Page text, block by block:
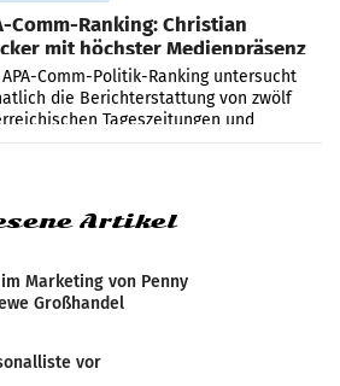
Comm-Ranking: Christian
mit höchster Medienpräsenz
APA-Comm-Politik-Ranking untersucht
die Berichterstattung von zwölf
Tageszeitungen und
welche Politikerinnen und
Artikel
Marketing von Penny
Großhandel
vor